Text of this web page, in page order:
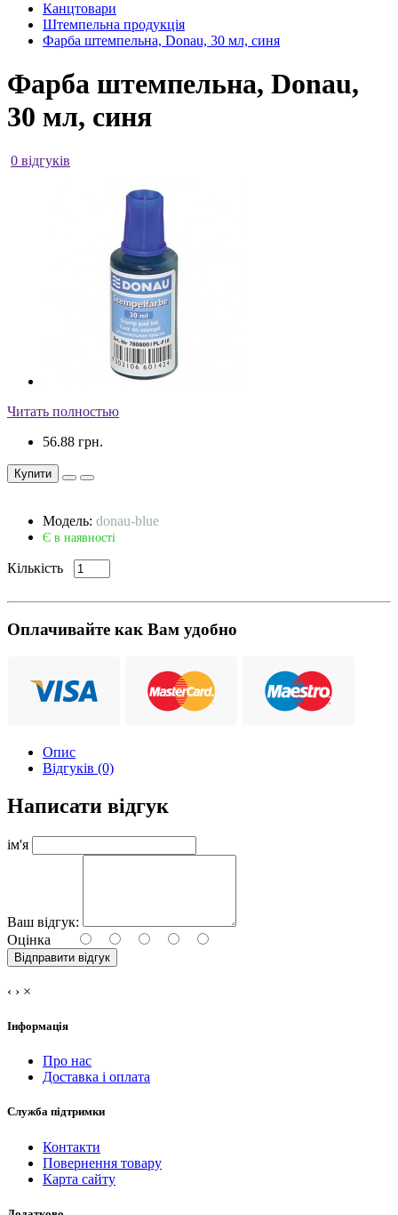
Канцтовари
Штемпельна продукція
Фарба штемпельна, Donau, 30 мл, синя
Фарба штемпельна, Donau,
30 мл, синя
0 відгуків
Читать полностью
56.88 грн.
Купити
Модель: donau-blue
Є в наявності
Кількість
Оплачивайте как Вам удобно
Опис
Відгуків (0)
Написати відгук
ім'я
Ваш відгук:
Оцінка
Відправити відгук
‹ › ×
Інформація
Про нас
Доставка і оплата
Служба підтримки
Контакти
Повернення товару
Карта сайту